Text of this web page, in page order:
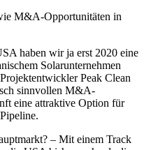
M&A-Opportunitäten in
haben wir ja erst 2020 eine
Solarunternehmen
Peak Clean
sinnvollen M&A-
eine attraktive Option für
– Mit einem Track